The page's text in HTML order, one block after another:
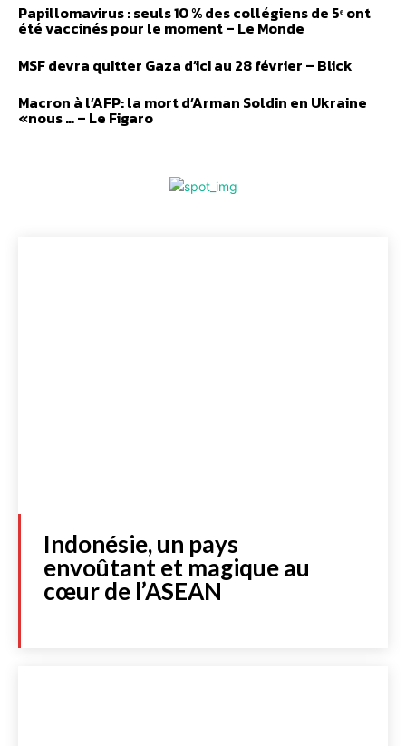
Papillomavirus : seuls 10 % des collégiens de 5ᵉ ont
été vaccinés pour le moment – Le Monde
MSF devra quitter Gaza d’ici au 28 février – Blick
Macron à l’AFP: la mort d’Arman Soldin en Ukraine
«nous … – Le Figaro
Indonésie, un pays
envoûtant et magique au
cœur de l’ASEAN